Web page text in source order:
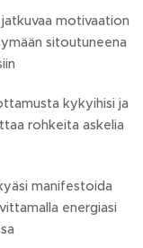
motivaation
sitoutuneena
kykyihisi ja
rohkeita askelia
manifestoida
energiasi